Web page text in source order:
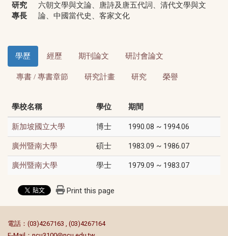
研究
專長
六朝文學與文論、唐詩及唐五代詞、清代文學與文
論、中國當代史、客家文化
學歷 經歷 期刊論文 研討會論文
專書 / 專書章節 研究計畫 研究 榮譽
學校名稱 學位 期間
新加坡國立大學 博士 1990.08 ~ 1994.06
廣州暨南大學 碩士 1983.09 ~ 1986.07
廣州暨南大學 學士 1979.09 ~ 1983.07
Print this page
電話：(03)4267163 , (03)4267164